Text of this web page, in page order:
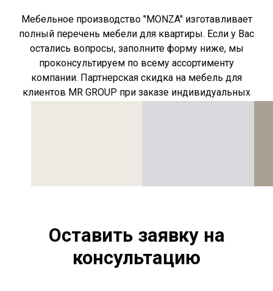
Мебельное производство "MONZA" изготавливает
полный перечень мебели для квартиры. Если у Вас
остались вопросы, заполните форму ниже, мы
проконсультируем по всему ассортименту
компании. Партнерская скидка на мебель для
клиентов MR GROUP при заказе индивидуальных
Оставить заявку на
консультацию